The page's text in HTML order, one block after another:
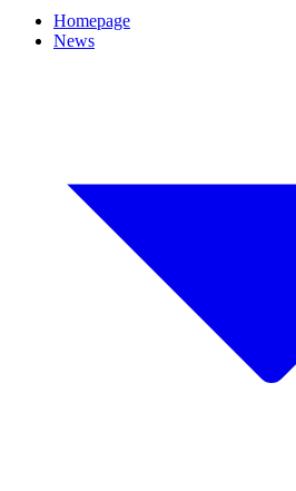
Homepage
News